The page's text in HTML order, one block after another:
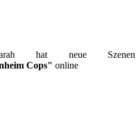
hat neue Szenen
Cops" online